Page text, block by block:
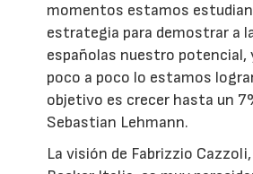
momentos estamos
estrategia para demostrar a
españolas nuestro potencial,
poco a poco lo estamos
objetivo es crecer hasta un
Sebastian Lehmann.
La visión de Fabrizzio